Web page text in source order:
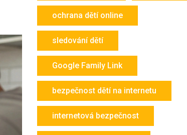
ochrana dětí online
sledování dětí
Google Family Link
bezpečnost dětí na internetu
internetová bezpečnost